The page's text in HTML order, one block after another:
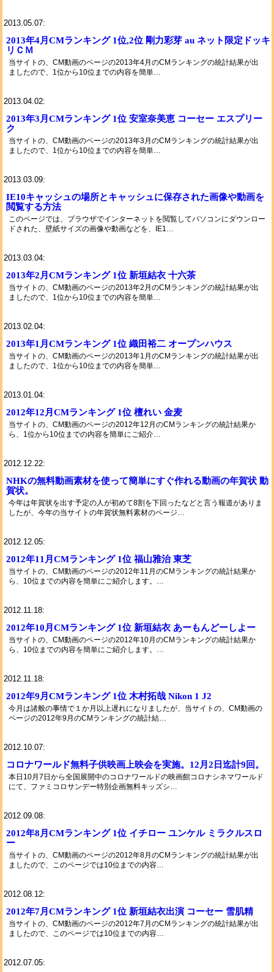
2013.05.07:
2013年4月CMランキング 1位,2位 剛力彩芽 au ネット限定ドッキ
リＣＭ
当サイトの、CM動画のページの2013年4月のCMランキングの統計結果が出
ましたので、1位から10位までの内容を簡単…
2013.04.02:
2013年3月CMランキング 1位 安室奈美恵 コーセー エスプリー
ク
当サイトの、CM動画のページの2013年3月のCMランキングの統計結果が出
ましたので、1位から10位までの内容を簡単…
2013.03.09:
IE10キャッシュの場所とキャッシュに保存された画像や動画を
閲覧する方法
このページでは、ブラウザでインターネットを閲覧してパソコンにダウンロー
ドされた、壁紙サイズの画像や動画などを、IE1…
2013.03.04:
2013年2月CMランキング 1位 新垣結衣 十六茶
当サイトの、CM動画のページの2013年2月のCMランキングの統計結果が出
ましたので、1位から10位までの内容を簡単…
2013.02.04:
2013年1月CMランキング 1位 織田裕二 オープンハウス
当サイトの、CM動画のページの2013年1月のCMランキングの統計結果が出
ましたので、1位から10位までの内容を簡単…
2013.01.04:
2012年12月CMランキング 1位 檀れい 金麦
当サイトの、CM動画のページの2012年12月のCMランキングの統計結果か
ら、1位から10位までの内容を簡単にご紹介…
2012.12.22:
NHKの無料動画素材を使って簡単にすぐ作れる動画の年賀状 動
賀状。
今年は年賀状を出す予定の人が初めて8割を下回ったなどと言う報道がありま
したが、今年の当サイトの年賀状無料素材のページ…
2012.12.05:
2012年11月CMランキング 1位 福山雅治 東芝
当サイトの、CM動画のページの2012年11月のCMランキングの統計結果か
ら、10位までの内容を簡単にご紹介します。…
2012.11.18:
2012年10月CMランキング 1位 新垣結衣 あーもんどーしよー
当サイトの、CM動画のページの2012年10月のCMランキングの統計結果か
ら、10位までの内容を簡単にご紹介します。…
2012.11.18:
2012年9月CMランキング 1位 木村拓哉 Nikon 1 J2
今月は諸般の事情で１か月以上遅れになりましたが、当サイトの、CM動画の
ページの2012年9月のCMランキングの統計結…
2012.10.07:
コロナワールド無料子供映画上映会を実施。12月2日迄計9回。
本日10月7日から全国展開中のコロナワールドの映画館コロナシネマワールド
にて、ファミコロサンデー特別企画無料キッズシ…
2012.09.08:
2012年8月CMランキング 1位 イチロー ユンケル ミラクルスロ
ー
当サイトの、CM動画のページの2012年8月のCMランキングの統計結果が出
ましたので、このページでは10位までの内容…
2012.08.12:
2012年7月CMランキング 1位 新垣結衣出演 コーセー 雪肌精
当サイトの、CM動画のページの2012年7月のCMランキングの統計結果が出
ましたので、このページでは10位までの内容…
2012.07.05: